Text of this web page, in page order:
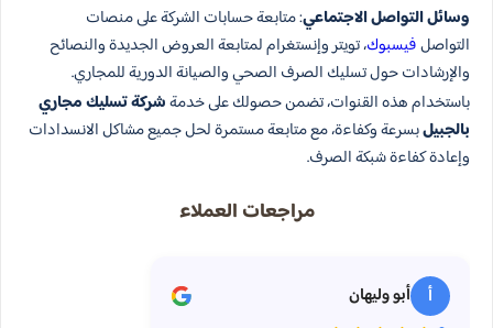
وسائل التواصل الاجتماعي: متابعة حسابات الشركة على منصات
التواصلفيسبوك، تويتر وإنستغرام لمتابعة العروض الجديدة والنصائح
والإرشادات حول تسليك الصرف الصحي والصيانة الدورية للمجاري.
باستخدام هذه القنوات، تضمن حصولك على خدمةشركة تسليك مجاري
بالجبيلبسرعة وكفاءة، مع متابعة مستمرة لحل جميع مشاكل الانسدادات
وإعادة كفاءة شبكة الصرف.
مراجعات العملاء
أ أبو وليهان